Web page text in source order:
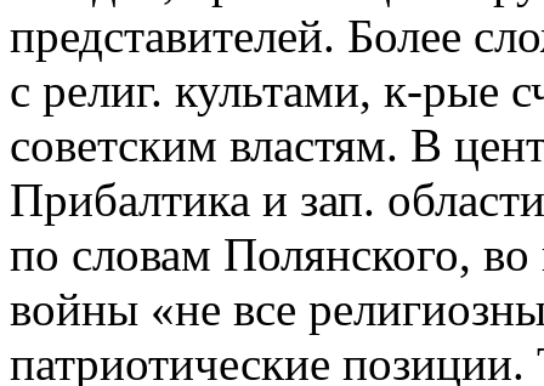
представителей. Более
с религ. культами, к-рые
советским властям. В
Прибалтика и зап.
по словам Полянского,
войны «не все
патриотические